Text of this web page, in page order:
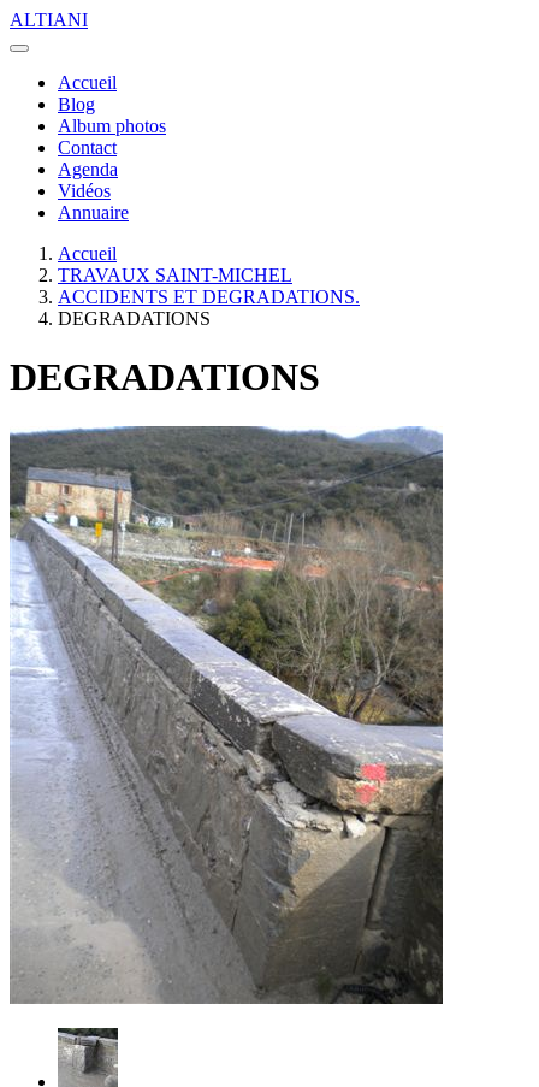
ALTIANI
Accueil
Blog
Album photos
Contact
Agenda
Vidéos
Annuaire
Accueil
TRAVAUX SAINT-MICHEL
ACCIDENTS ET DEGRADATIONS.
DEGRADATIONS
DEGRADATIONS